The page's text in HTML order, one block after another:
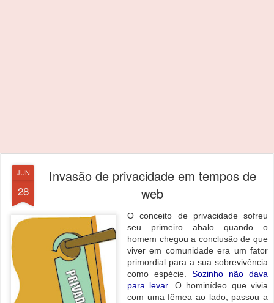
JUN
28
Invasão de privacidade em tempos de
web
O conceito de privacidade sofreu
seu primeiro abalo quando o
homem chegou a conclusão de que
viver em comunidade era um fator
primordial para a sua sobrevivência
como espécie. Sozinho não dava
para levar.
O hominídeo que vivia
com uma fêmea ao lado, passou a